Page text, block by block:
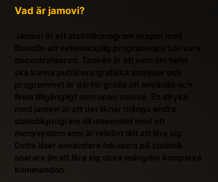
Vad är jamovi?
Jamovi är ett statistikprogram skapat med
filosofin att vetenskaplig programvara bör vara
decentraliserad. Tanken är att vem om helst
ska kunna publicera grafiska analyser och
programmet är därför gratis att använda och
finns tillgängligt som open source. En stryka
med jamovi är att det liknar många andra
statistikprogram till utseendet med ett
menysystem som är relativt lätt att lära sig.
Detta låter användare fokusera på statistik
snarare än att lära sig stora mängder komplexa
kommandon.